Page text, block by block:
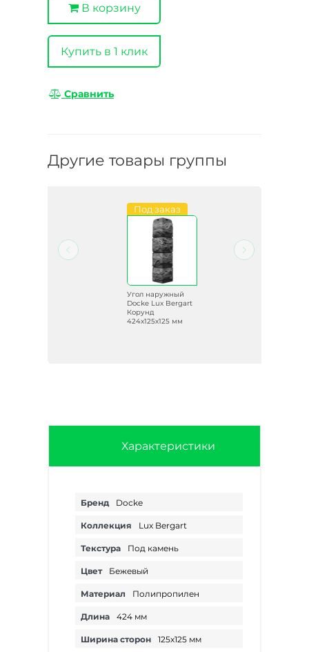
В корзину
Купить в 1 клик
Сравнить
Другие товары группы
Под заказ
Угол наружный
Docke Lux Bergart
Корунд
424х125х125 мм
Характеристики
Бренд Docke
Коллекция Lux Bergart
Текстура Под камень
Цвет Бежевый
Материал Полипропилен
Длина 424 мм
Ширина сторон 125х125 мм